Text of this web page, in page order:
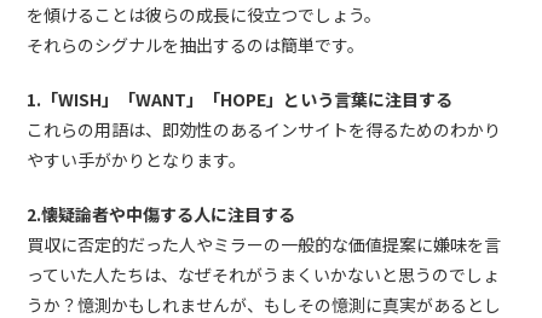
を傾けることは彼らの成長に役立つでしょう。
それらのシグナルを抽出するのは簡単です。
1.「WISH」「WANT」「HOPE」という言葉に注目する
これらの用語は、即効性のあるインサイトを得るためのわかり
やすい手がかりとなります。
2.懐疑論者や中傷する人に注目する
買収に否定的だった人やミラーの一般的な価値提案に嫌味を言
っていた人たちは、なぜそれがうまくいかないと思うのでしょ
うか？憶測かもしれませんが、もしその憶測に真実があるとし